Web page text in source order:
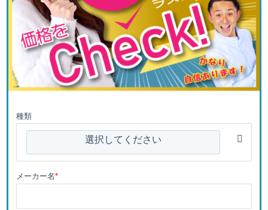
種類
選択してください
メーカー名*